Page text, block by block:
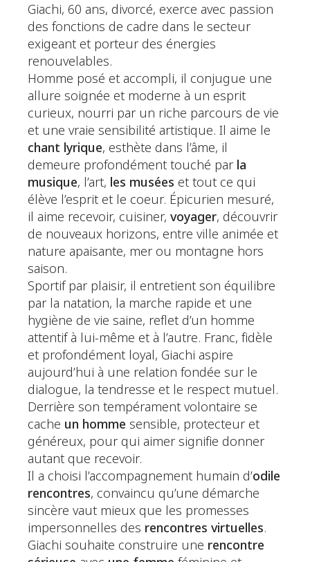
Giachi, 60 ans, divorcé, exerce avec passion
des fonctions de cadre dans le secteur
exigeant et porteur des énergies
renouvelables.
Homme posé et accompli, il conjugue une
allure soignée et moderne à un esprit
curieux, nourri par un riche parcours de vie
et une vraie sensibilité artistique. Il aime le
chant lyrique, esthète dans l’âme, il
demeure profondément touché par la
musique, l’art, les musées et tout ce qui
élève l’esprit et le coeur. Épicurien mesuré,
il aime recevoir, cuisiner, voyager, découvrir
de nouveaux horizons, entre ville animée et
nature apaisante, mer ou montagne hors
saison.
Sportif par plaisir, il entretient son équilibre
par la natation, la marche rapide et une
hygiène de vie saine, reflet d’un homme
attentif à lui-même et à l’autre. Franc, fidèle
et profondément loyal, Giachi aspire
aujourd’hui à une relation fondée sur le
dialogue, la tendresse et le respect mutuel.
Derrière son tempérament volontaire se
cache un homme sensible, protecteur et
généreux, pour qui aimer signifie donner
autant que recevoir.
Il a choisi l’accompagnement humain d’odile
rencontres, convaincu qu’une démarche
sincère vaut mieux que les promesses
impersonnelles des rencontres virtuelles.
Giachi souhaite construire une rencontre